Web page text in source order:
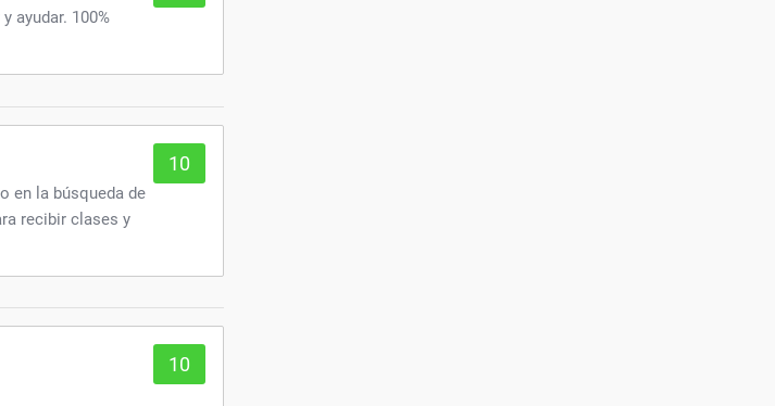
ayudar. 100%
10
en la búsqueda de
recibir clases y
10